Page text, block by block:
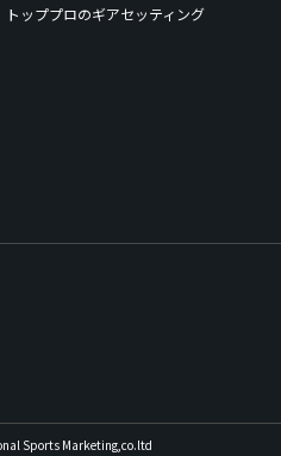
トッププロのギアセッティング
Sports Marketing,co.ltd